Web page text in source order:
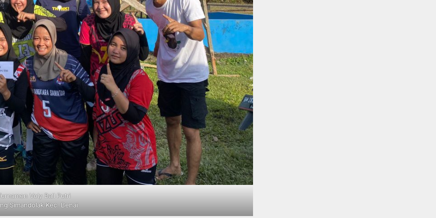
Voly Ball Putri
Simandolak Kec. Benai